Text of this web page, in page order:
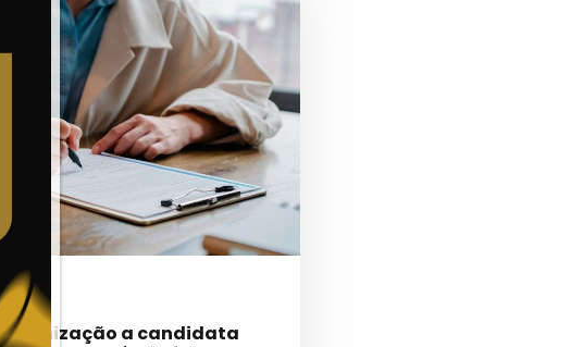
indenização a candidata